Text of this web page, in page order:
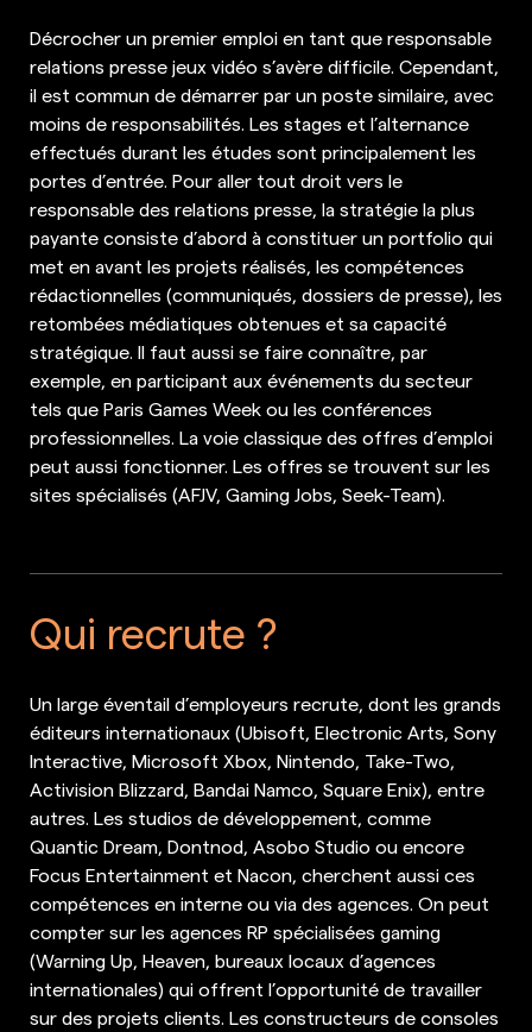
Décrocher un premier emploi en tant que responsable
relations presse jeux vidéo s’avère difficile. Cependant,
il est commun de démarrer par un poste similaire, avec
moins de responsabilités. Les stages et l’alternance
effectués durant les études sont principalement les
portes d’entrée. Pour aller tout droit vers le
responsable des relations presse, la stratégie la plus
payante consiste d’abord à constituer un portfolio qui
met en avant les projets réalisés, les compétences
rédactionnelles (communiqués, dossiers de presse), les
retombées médiatiques obtenues et sa capacité
stratégique. Il faut aussi se faire connaître, par
exemple, en participant aux événements du secteur
tels que Paris Games Week ou les conférences
professionnelles. La voie classique des offres d’emploi
peut aussi fonctionner. Les offres se trouvent sur les
sites spécialisés (AFJV, Gaming Jobs, Seek-Team).
Qui recrute ?
Un large éventail d’employeurs recrute, dont les grands
éditeurs internationaux (Ubisoft, Electronic Arts, Sony
Interactive, Microsoft Xbox, Nintendo, Take-Two,
Activision Blizzard, Bandai Namco, Square Enix), entre
autres. Les studios de développement, comme
Quantic Dream, Dontnod, Asobo Studio ou encore
Focus Entertainment et Nacon, cherchent aussi ces
compétences en interne ou via des agences. On peut
compter sur les agences RP spécialisées gaming
(Warning Up, Heaven, bureaux locaux d’agences
internationales) qui offrent l’opportunité de travailler
sur des projets clients. Les constructeurs de consoles